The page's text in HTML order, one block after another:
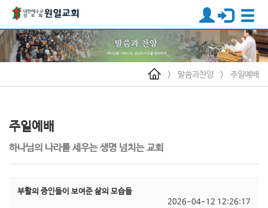
> 말씀과찬양 > 주일예배
주일예배
하나님의 나라를 세우는 생명 넘치는 교회
부활의 증인들이 보여준 삶의 모습들
2026-04-12 12:26:17